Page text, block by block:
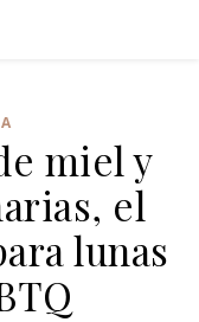
miel y
el
lunas